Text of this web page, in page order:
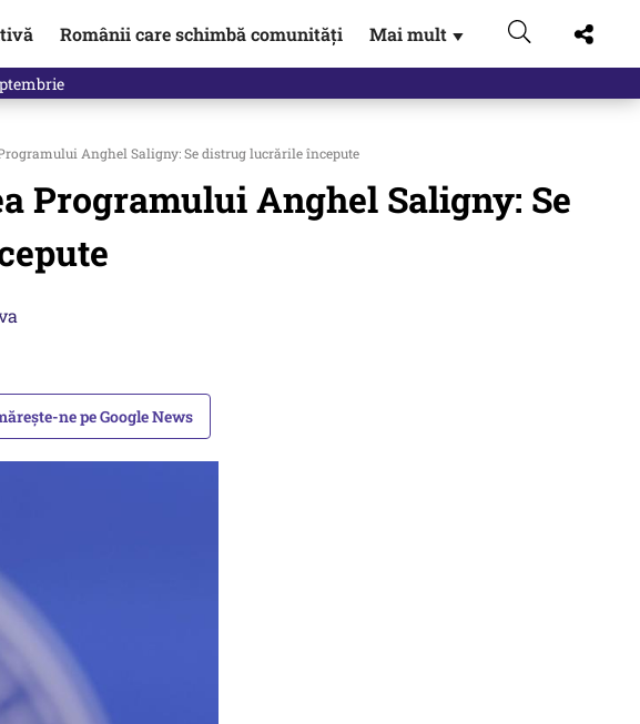
Românii care schimbă comunități Mai mult ▼
la Ministerul de Externe.…
Anghel Saligny: Se distrug lucrările începute
Programului Anghel Saligny: Se
ne pe Google News